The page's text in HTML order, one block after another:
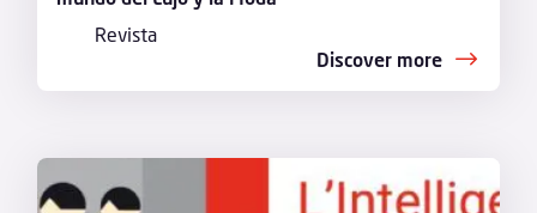
Revista
Discover more